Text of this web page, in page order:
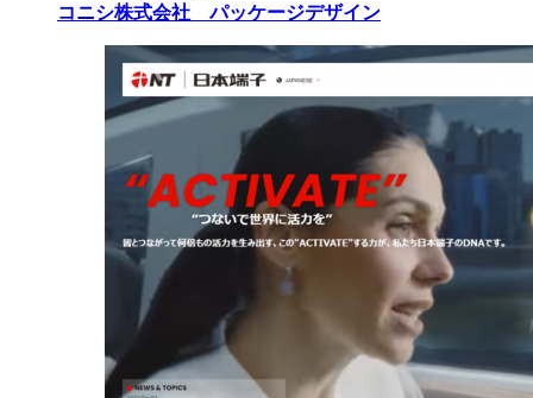
コニシ株式会社 パッケージデザイン